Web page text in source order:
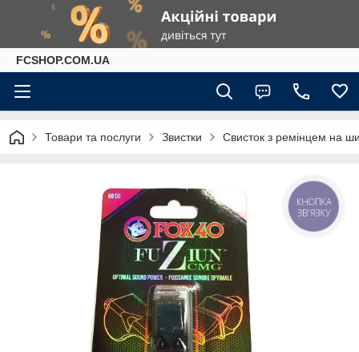
FCSHOP.COM.UA
Товари та послуги Звистки Свисток з ремінцем на
КНОПКА
ЗВ'ЯЗКУ